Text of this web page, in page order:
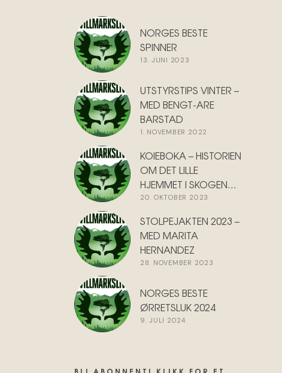
NORGES BESTE
SPINNER
13. JUNI 2023
UTSTYRSTIPS VINTER –
MED BENGT-ARE
BARSTAD
1. NOVEMBER 2022
KOIEBOKA – HISTORIEN
OM DET LILLE
HJEMMET I SKOGEN…
20. OKTOBER 2023
STOLPEJAKTEN 2023 –
MED MARITA
HERNANDEZ
28. NOVEMBER 2023
NORGES BESTE
ØRRETSLUK 2024
9. JULI 2024